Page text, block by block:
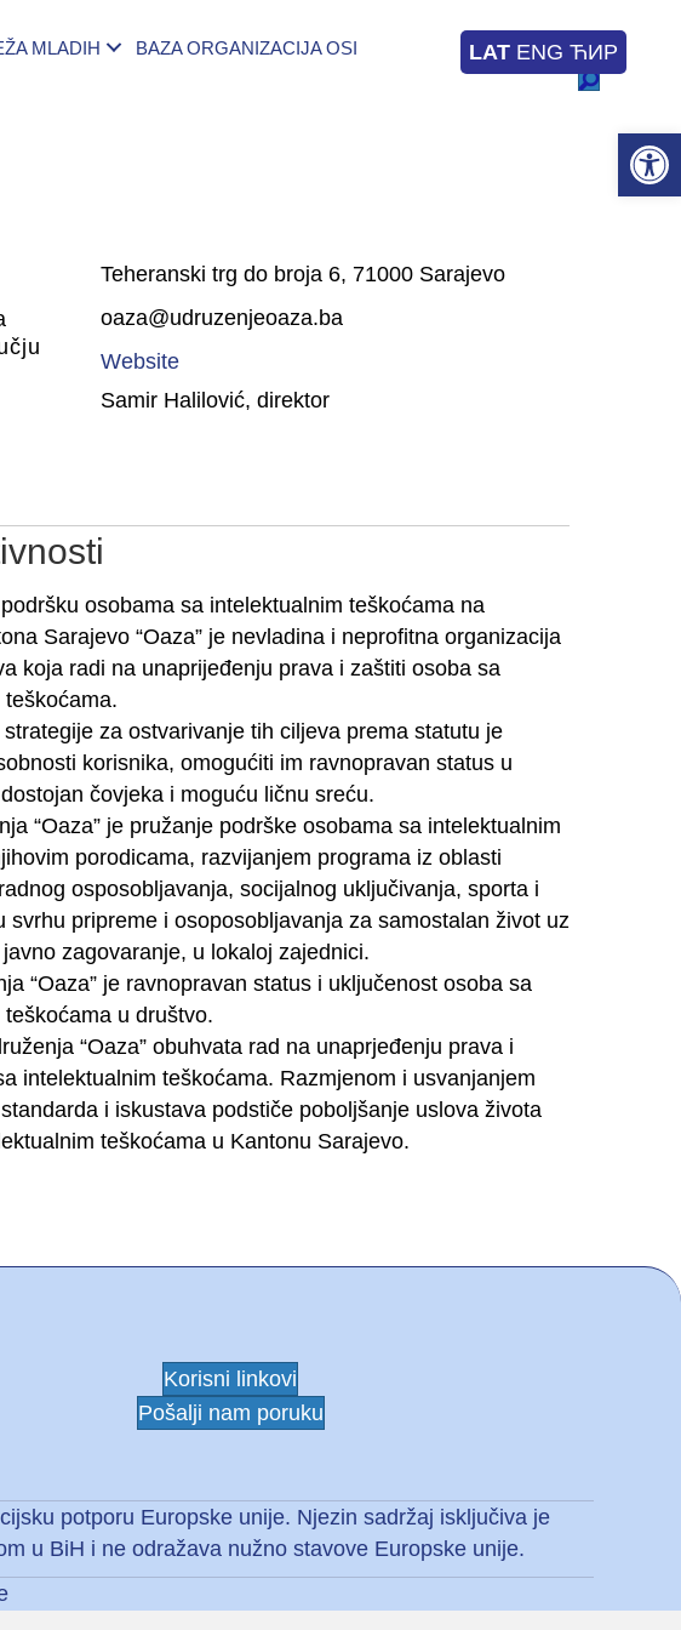
MLADIH BAZA ORGANIZACIJA OSI LAT ENG ЋИР
Teheranski trg do broja 6, 71000 Sarajevo
oaza@udruzenjeoaza.ba
Website
Samir Halilović, direktor
osobama sa intelektualnim teškoćama na
Sarajevo “Oaza” je nevladina i neprofitna organizacija
koja radi na unaprijeđenju prava i zaštiti osoba sa
za ostvarivanje tih ciljeva prema statutu je
korisnika, omogućiti im ravnopravan status u
čovjeka i moguću ličnu sreću.
“Oaza” je pružanje podrške osobama sa intelektualnim
porodicama, razvijanjem programa iz oblasti
osposobljavanja, socijalnog uključivanja, sporta i
svrhu pripreme i osoposobljavanja za samostalan život uz
zagovaranje, u lokaloj zajednici.
“Oaza” je ravnopravan status i uključenost osoba sa
u društvo.
“Oaza” obuhvata rad na unaprjeđenju prava i
intelektualnim teškoćama. Razmjenom i usvanjanjem
i iskustava podstiče poboljšanje uslova života
teškoćama u Kantonu Sarajevo.
Korisni linkovi
Pošalji nam poruku
potporu Europske unije. Njezin sadržaj isključiva je
u BiH i ne odražava nužno stavove Europske unije.